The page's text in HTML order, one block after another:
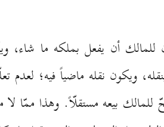
للمالك أن يفعل بملكه ما
ويكون نقله ماضياً فيه؛
بيعه مستقلّاً. وهذا ممّا لا